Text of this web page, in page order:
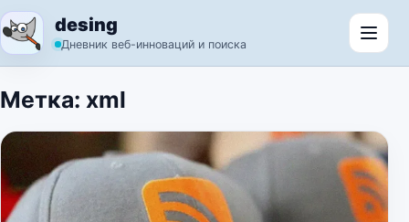
Перейти к содержимому
desing
Дневник веб-инноваций и поиска
Метка: xml